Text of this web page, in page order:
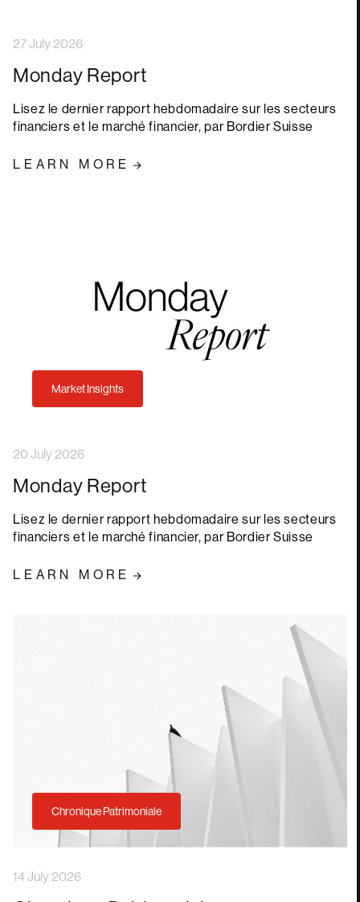
27 July 2026
Monday Report
Lisez le dernier rapport hebdomadaire sur les secteurs
financiers et le marché financier, par Bordier Suisse
LEARN MORE
Market Insights
20 July 2026
Monday Report
Lisez le dernier rapport hebdomadaire sur les secteurs
financiers et le marché financier, par Bordier Suisse
LEARN MORE
Chronique Patrimoniale
14 July 2026